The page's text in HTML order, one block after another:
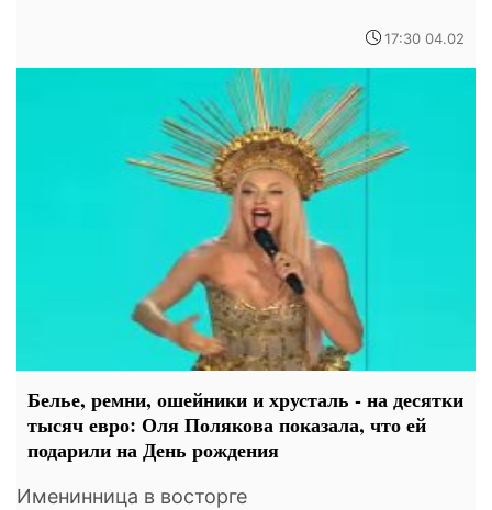
17:30 04.02
Белье, ремни, ошейники и хрусталь - на десятки
тысяч евро: Оля Полякова показала, что ей
подарили на День рождения
Именинница в восторге